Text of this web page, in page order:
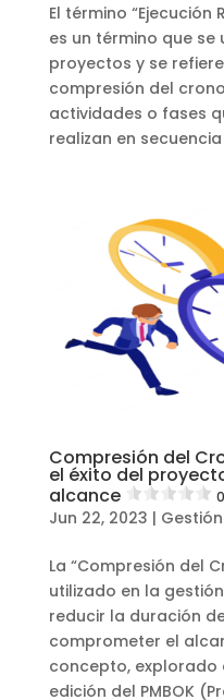
El término “Ejecución
es un término que se
proyectos y se
compresión del
actividades o fases
realizan en
Compresión del
el éxito del
alcance
Jun 22, 2023 |
La “Compresión del
utilizado en la
reducir la duración
comprometer el
concepto, explorado
edición del PMBOK